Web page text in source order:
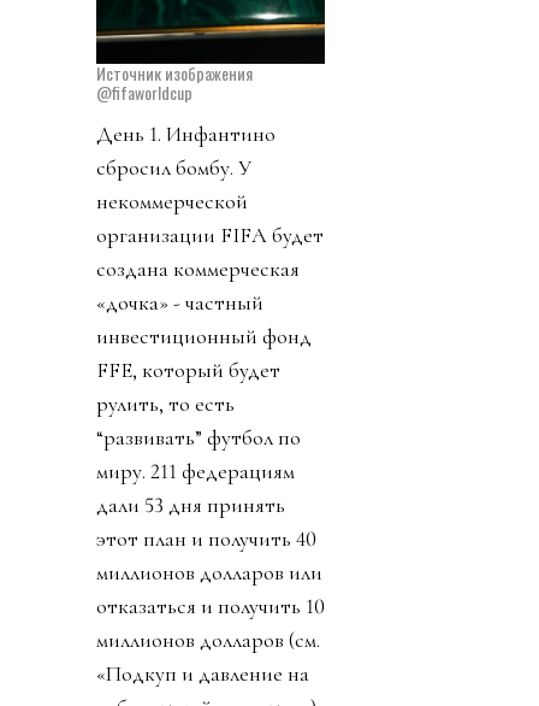
Источник изображения
@fifaworldcup
День 1. Инфантино
сбросил бомбу. У
некоммерческой
организации FIFA будет
создана коммерческая
«дочка» - частный
инвестиционный фонд
FFE, который будет
рулить, то есть
“развивать” футбол по
миру. 211 федерациям
дали 53 дня принять
этот план и получить 40
миллионов долларов или
отказаться и получить 10
миллионов долларов (см.
«Подкуп и давление на